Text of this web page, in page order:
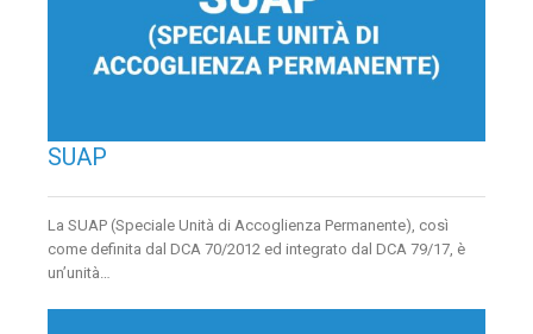
SUAP
La SUAP (Speciale Unità di Accoglienza Permanente), così
come definita dal DCA 70/2012 ed integrato dal DCA 79/17, è
un’unità…